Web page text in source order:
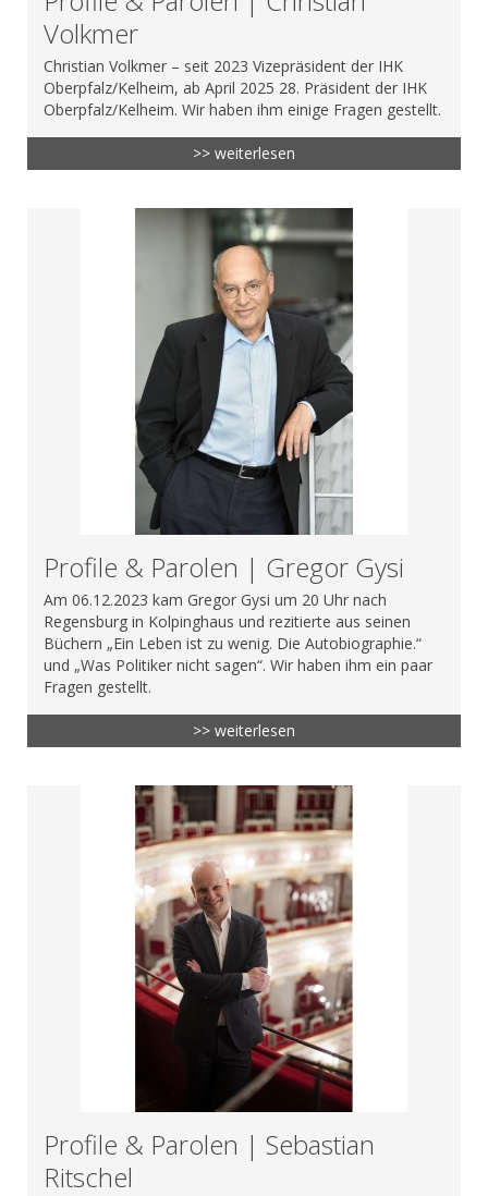
Volkmer
Christian Volkmer – seit 2023 Vizepräsident der IHK
Oberpfalz/Kelheim, ab April 2025 28. Präsident der IHK
Oberpfalz/Kelheim. Wir haben ihm einige Fragen gestellt.
>> weiterlesen
Profile & Parolen | Gregor Gysi
Am 06.12.2023 kam Gregor Gysi um 20 Uhr nach
Regensburg in Kolpinghaus und rezitierte aus seinen
Büchern „Ein Leben ist zu wenig. Die Autobiographie.“
und „Was Politiker nicht sagen“. Wir haben ihm ein paar
Fragen gestellt.
>> weiterlesen
Profile & Parolen | Sebastian
Ritschel